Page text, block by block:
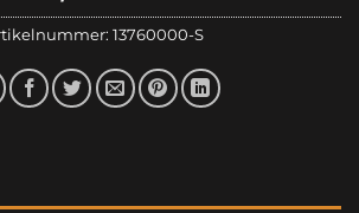
13760000-S